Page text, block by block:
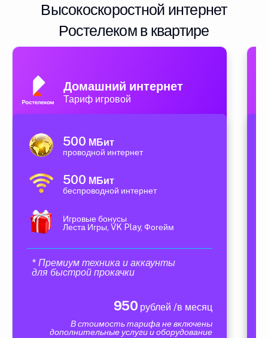
Высокоскоростной интернет
Ростелеком в квартире
Домашний интернет
Тариф игровой
500 МБит
проводной интернет
500 МБит
беспроводной интернет
Игровые бонусы
Леста Игры, VK Play, Фогейм
* Премиум техника и аккаунты
для быстрой прокачки
950 рублей /в месяц
В стоимость тарифа не включены
дополнительные услуги и оборудование